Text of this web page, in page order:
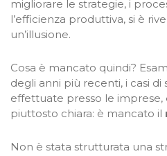
migliorare le strategie, i
l’efficienza produttiva, si è
un’illusione.
Cosa è mancato quindi?
degli anni più recenti, i casi di
effettuate presso le
piuttosto chiara: è mancato il
Non è stata strutturata una